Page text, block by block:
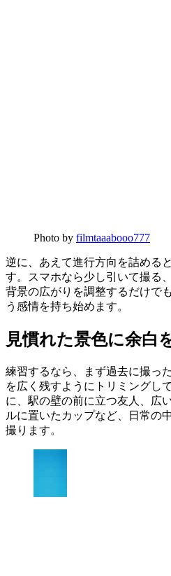
Photo by filmtaaabooo777
逆に、あえて進行方向を詰める
す。スマホなら少し引いて撮る
背景の広がりを調整するだけで
う感情を持ち始めます。
見慣れた景色に余白
練習するなら、まず過去に撮っ
を広く残すようにトリミングし
に、駅の壁の前に立つ友人、広
ルに置いたカップなど、日常の
撮ります。